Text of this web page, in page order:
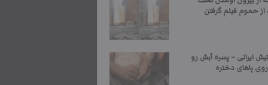
از حموم فیلم گرفتن
ایرانی – پسره آبش رو
روی پاهای دختره